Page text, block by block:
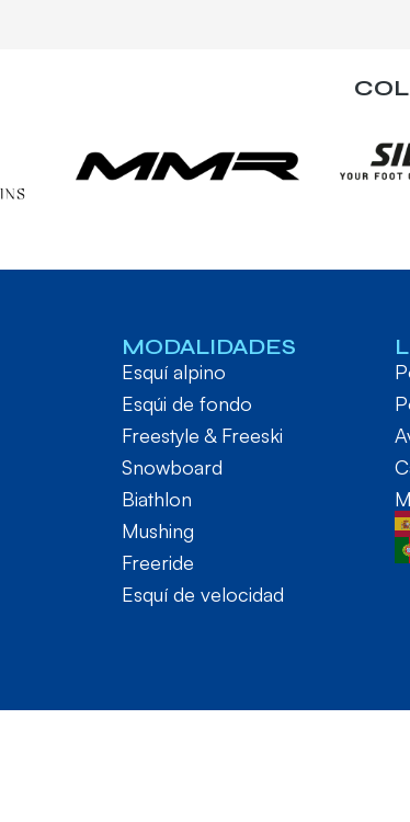
MODALIDADES
Esquí alpino
Esqúi de fondo
Freestyle & Freeski
Snowboard
Biathlon
Mushing
Freeride
Esquí de velocidad